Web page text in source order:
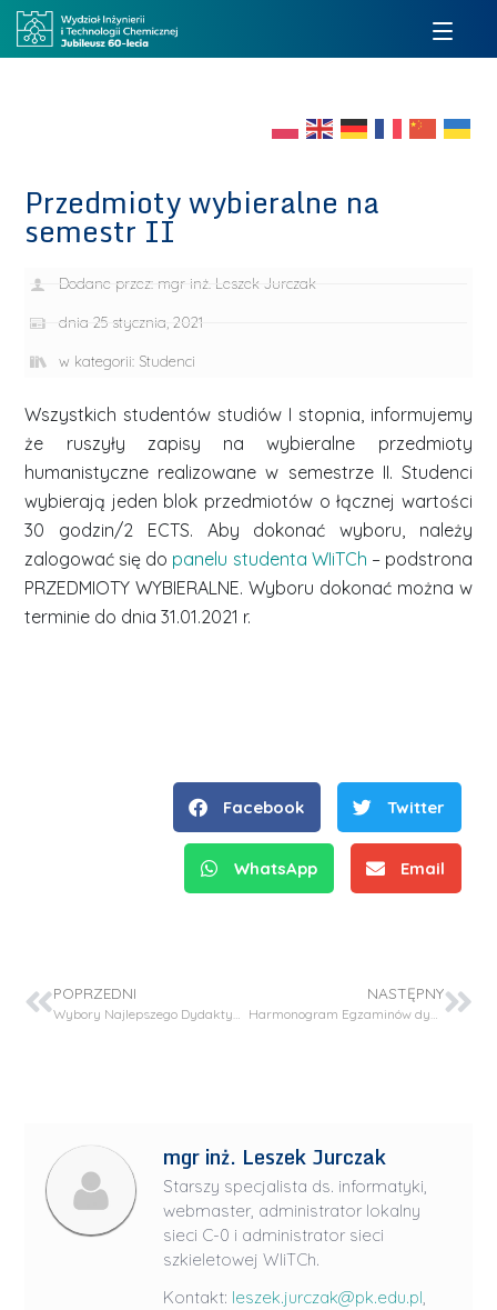
Przedmioty wybieralne na
semestr II
Dodane przez: mgr inż. Leszek Jurczak
dnia 25 stycznia, 2021
w kategorii: Studenci
Wszystkich studentów studiów I stopnia, informujemy
że ruszyły zapisy na wybieralne przedmioty
humanistyczne realizowane w semestrze II. Studenci
wybierają jeden blok przedmiotów o łącznej wartości
30 godzin/2 ECTS. Aby dokonać wyboru, należy
zalogować się do panelu studenta WIiTCh – podstrona
PRZEDMIOTY WYBIERALNE. Wyboru dokonać można w
terminie do dnia 31.01.2021 r.
Facebook Twitter
WhatsApp Email
POPRZEDNI
Wybory Najlepszego Dydaktyka
NASTĘPNY
Harmonogram Egzaminów dyplomowych
mgr inż. Leszek Jurczak
Starszy specjalista ds. informatyki,
webmaster, administrator lokalny
sieci C-0 i administrator sieci
szkieletowej WIiTCh.
Kontakt: leszek.jurczak@pk.edu.pl,